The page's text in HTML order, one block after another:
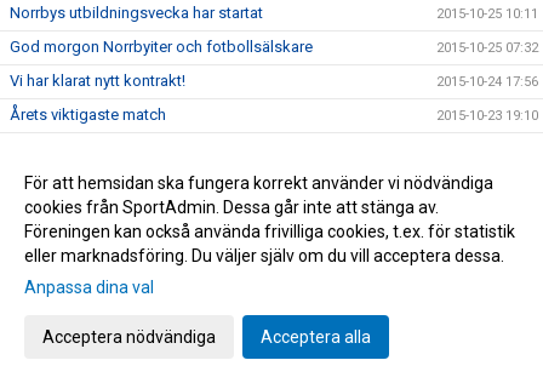
Norrbys utbildningsvecka har startat 2015-10-25 10:11
God morgon Norrbyiter och fotbollsälskare 2015-10-25 07:32
Vi har klarat nytt kontrakt! 2015-10-24 17:56
Årets viktigaste match 2015-10-23 19:10
Nu gäller det! Vinna eller försvinna! 2015-10-22 09:40
Grattis Raymond Fridén 2015-10-20 14:24
Norrby orkade inte 2015-10-17 16:45
Följ Norrby-matchen live via Borås Tidning
NORRBYGALAN DEN 28 NOVEMBER
Zumban startar 18.30 idag
För att hemsidan ska fungera korrekt använder vi nödvändiga
cookies från SportAdmin. Dessa går inte att stänga av.
Föreningen kan också använda frivilliga cookies, t.ex. för statistik
eller marknadsföring. Du väljer själv om du vill acceptera dessa.
Anpassa dina val
Acceptera nödvändiga Acceptera alla